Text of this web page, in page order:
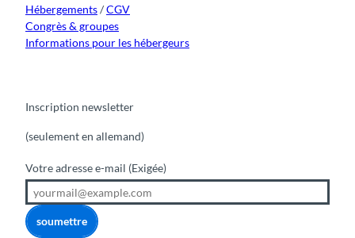
Hébergements/CGV
Congrès & groupes
Informations pour les hébergeurs
Inscription newsletter
(seulement en allemand)
Votre adresse e-mail (Exigée)
soumettre